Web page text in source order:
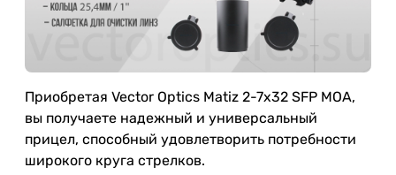
Приобретая Vector Optics Matiz 2-7x32 SFP MOA,
вы получаете надежный и универсальный
прицел, способный удовлетворить потребности
широкого круга стрелков.